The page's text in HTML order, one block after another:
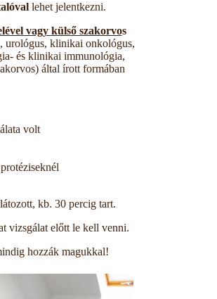
lehet jelentkezni.
vagy külső szakorvos
urológus, klinikai onkológus,
és klinikai immunológia,
által írott formában
volt
kb. 30 percig tart.
vizsgálat előtt le kell venni.
hozzák magukkal!